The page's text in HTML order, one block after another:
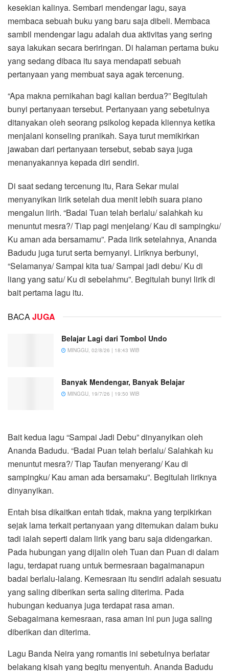
kesekian kalinya. Sembari mendengar lagu, saya
membaca sebuah buku yang baru saja dibeli. Membaca
sambil mendengar lagu adalah dua aktivitas yang sering
saya lakukan secara beriringan. Di halaman pertama buku
yang sedang dibaca itu saya mendapati sebuah
pertanyaan yang membuat saya agak tercenung.
“Apa makna pernikahan bagi kalian berdua?” Begitulah
bunyi pertanyaan tersebut. Pertanyaan yang sebetulnya
ditanyakan oleh seorang psikolog kepada kliennya ketika
menjalani konseling pranikah. Saya turut memikirkan
jawaban dari pertanyaan tersebut, sebab saya juga
menanyakannya kepada diri sendiri.
Di saat sedang tercenung itu, Rara Sekar mulai
menyanyikan lirik setelah dua menit lebih suara piano
mengalun lirih. “Badai Tuan telah berlalu/ salahkah ku
menuntut mesra?/ Tiap pagi menjelang/ Kau di sampingku/
Ku aman ada bersamamu”. Pada lirik setelahnya, Ananda
Badudu juga turut serta bernyanyi. Liriknya berbunyi,
“Selamanya/ Sampai kita tua/ Sampai jadi debu/ Ku di
liang yang satu/ Ku di sebelahmu”. Begitulah bunyi lirik di
bait pertama lagu itu.
BACAJUGA
Belajar Lagi dari Tombol Undo
MINGGU, 02/8/26 | 18:43 WIB
Banyak Mendengar, Banyak Belajar
MINGGU, 19/7/26 | 19:50 WIB
Bait kedua lagu “Sampai Jadi Debu” dinyanyikan oleh
Ananda Badudu. “Badai Puan telah berlalu/ Salahkah ku
menuntut mesra?/ Tiap Taufan menyerang/ Kau di
sampingku/ Kau aman ada bersamaku”. Begitulah liriknya
dinyanyikan.
Entah bisa dikaitkan entah tidak, makna yang terpikirkan
sejak lama terkait pertanyaan yang ditemukan dalam buku
tadi ialah seperti dalam lirik yang baru saja didengarkan.
Pada hubungan yang dijalin oleh Tuan dan Puan di dalam
lagu, terdapat ruang untuk bermesraan bagaimanapun
badai berlalu-lalang. Kemesraan itu sendiri adalah sesuatu
yang saling diberikan serta saling diterima. Pada
hubungan keduanya juga terdapat rasa aman.
Sebagaimana kemesraan, rasa aman ini pun juga saling
diberikan dan diterima.
Lagu Banda Neira yang romantis ini sebetulnya berlatar
belakang kisah yang begitu menyentuh. Ananda Badudu